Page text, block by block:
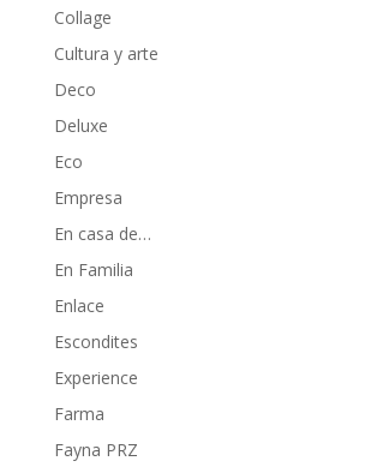
Collage
Cultura y arte
Deco
Deluxe
Eco
Empresa
En casa de…
En Familia
Enlace
Escondites
Experience
Farma
Fayna PRZ